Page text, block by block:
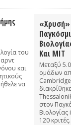
του
και
να
Και ΜΙΤ
Μεταξύ
ομάδων
στον
120